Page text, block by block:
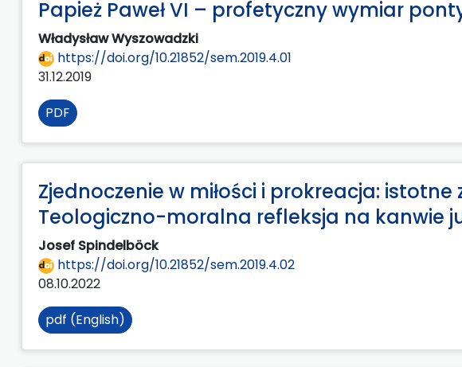
Papież Paweł VI – profetyczny wymiar
Władysław Wyszowadzki
https://doi.org/10.21852/sem.2019.4.01
31.12.2019
PDF
Zjednoczenie w miłości i prokreacja:
Teologiczno-moralna refleksja na kanwie
Josef Spindelböck
https://doi.org/10.21852/sem.2019.4.02
08.10.2022
pdf (English)